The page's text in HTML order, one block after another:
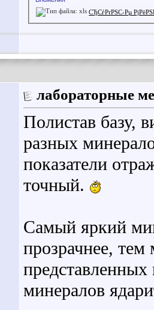
СЂСѓРґРЅС‹Рµ
лабораторные
Полистав базу,
разных
показатели
точный.
Самый яркий
прозрачнее,
представленных
минералов